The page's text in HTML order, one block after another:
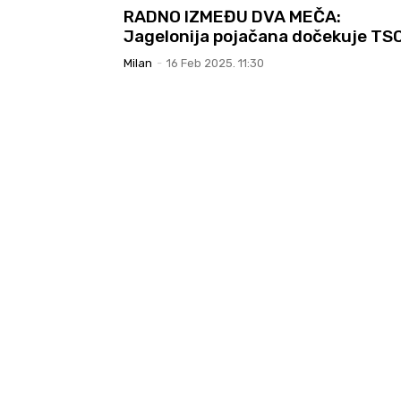
RADNO IZMEĐU DVA MEČA:
Jagelonija pojačana dočekuje
Milan - 16 Feb 2025. 11:30